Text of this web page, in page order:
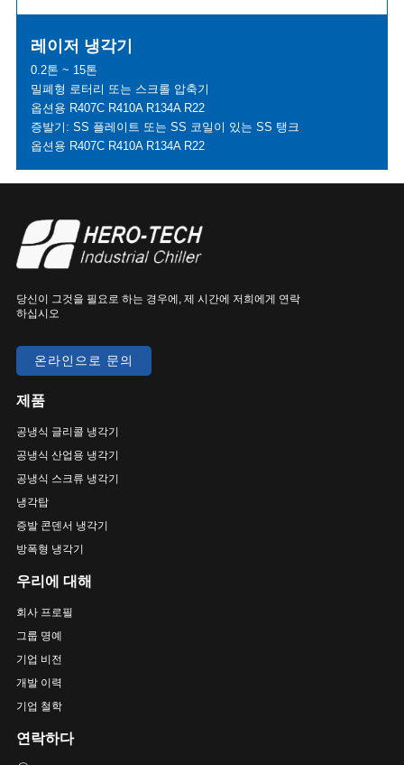
레이저 냉각기
0.2톤 ~ 15톤
밀폐형 로터리 또는 스크롤 압축기
옵션용 R407C R410A R134A R22
증발기: SS 플레이트 또는 SS 코일이 있는 SS 탱크
옵션용 R407C R410A R134A R22
당신이 그것을 필요로 하는 경우에, 제 시간에 저희에게 연락
하십시오
온라인으로 문의
제품
공냉식 글리콜 냉각기
공냉식 산업용 냉각기
공냉식 스크류 냉각기
냉각탑
증발 콘덴서 냉각기
방폭형 냉각기
우리에 대해
회사 프로필
그룹 명예
기업 비전
개발 이력
기업 철학
연락하다